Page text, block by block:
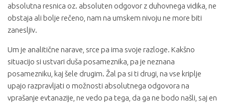
absolutna resnica oz. absoluten odgovor z duhovnega vidika, ne
obstaja ali bolje rečeno, nam na umskem nivoju ne more biti
zanesljiv.
Um je analitične narave, srce pa ima svoje razloge. Kakšno
situacijo si ustvari duša posameznika, pa je neznana
posamezniku, kaj šele drugim. Žal pa si ti drugi, na vse kriplje
upajo razpravljati o možnosti absolutnega odgovora na
vprašanje evtanazije, ne vedo pa tega, da ga ne bodo našli, saj en